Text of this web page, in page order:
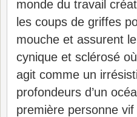
monde du travail
les coups de griffes
mouche et assurent
cynique et sclérosé
agit comme un
profondeurs d’un
première personne